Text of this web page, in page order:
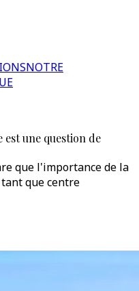
NOTRE
une question de
que l'importance de la
que centre